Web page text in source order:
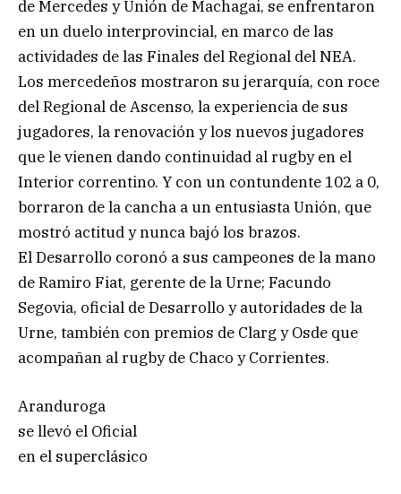
de Mercedes y Unión de Machagai, se enfrentaron
en un duelo interprovincial, en marco de las
actividades de las Finales del Regional del NEA.
Los mercedeños mostraron su jerarquía, con roce
del Regional de Ascenso, la experiencia de sus
jugadores, la renovación y los nuevos jugadores
que le vienen dando continuidad al rugby en el
Interior correntino. Y con un contundente 102 a 0,
borraron de la cancha a un entusiasta Unión, que
mostró actitud y nunca bajó los brazos.
El Desarrollo coronó a sus campeones de la mano
de Ramiro Fiat, gerente de la Urne; Facundo
Segovia, oficial de Desarrollo y autoridades de la
Urne, también con premios de Clarg y Osde que
acompañan al rugby de Chaco y Corrientes.
Aranduroga
se llevó el Oficial
en el superclásico